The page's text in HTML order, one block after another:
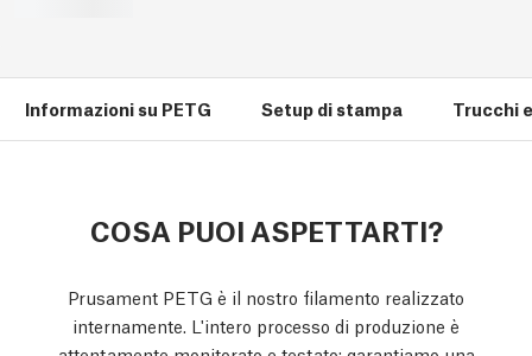
Informazioni su PETG Setup di stampa Trucchi
COSA PUOI ASPETTARTI?
Prusament PETG è il nostro filamento realizzato
internamente. L'intero processo di produzione è